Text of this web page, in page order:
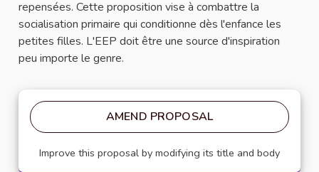
repensées. Cette proposition vise à combattre la
socialisation primaire qui conditionne dès l'enfance les
petites filles. L'EEP doit être une source d'inspiration
peu importe le genre.
AMEND PROPOSAL
Improve this proposal by modifying its title and body